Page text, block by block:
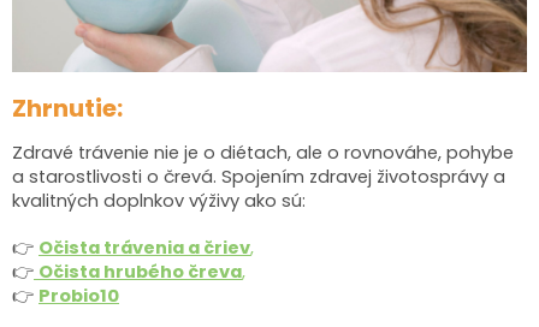
Zhrnutie:
Zdravé trávenie nie je o diétach, ale o rovnováhe, pohybe
a starostlivosti o črevá. Spojením zdravej životosprávy a
kvalitných doplnkov výživy ako sú:
👉 Očista trávenia a čriev,
👉 Očista hrubého čreva,
👉 Probio10